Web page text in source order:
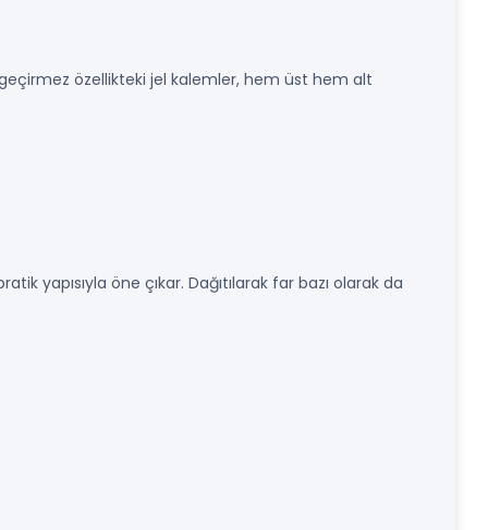
özellikteki jel kalemler, hem üst hem alt
yapısıyla öne çıkar. Dağıtılarak far bazı olarak da